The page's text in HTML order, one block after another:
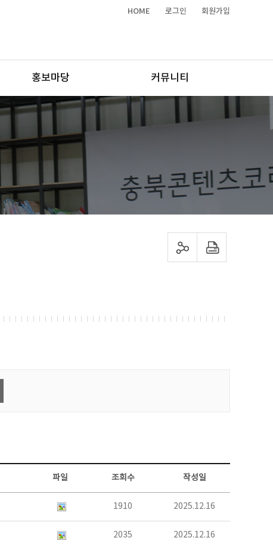
HOME 로그인 회원가입
홍보마당 커뮤니티
sns 공유하기 프린트하기
파일 조회수 작성일
1910 2025.12.16
2035 2025.12.16